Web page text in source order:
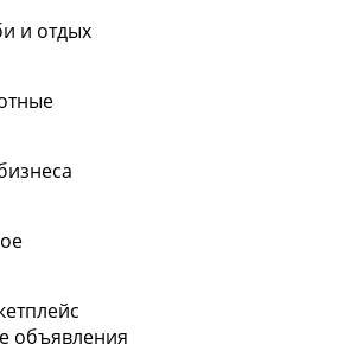
и отдых
объявления